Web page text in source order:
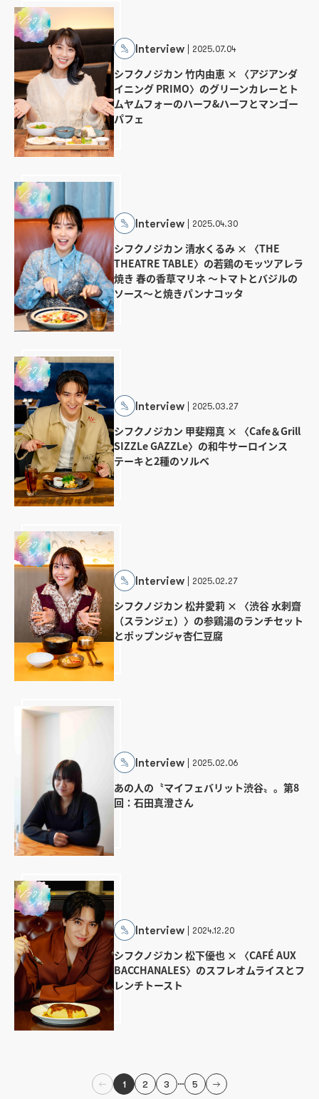
Interview 2025.07.04
シフクノジカン 竹内由恵 × 〈アジアンダ
イニング PRIMO〉のグリーンカレーとト
ムヤムフォーのハーフ&ハーフとマンゴー
パフェ
Interview 2025.04.30
シフクノジカン 清水くるみ × 〈THE
THEATRE TABLE〉の若鶏のモッツアレラ
焼き 春の香草マリネ ～トマトとバジルの
ソース～と焼きパンナコッタ
Interview 2025.03.27
シフクノジカン 甲斐翔真 × 〈Cafe＆Grill
SIZZLe GAZZLe〉の和牛サーロインス
テーキと2種のソルベ
Interview 2025.02.27
シフクノジカン 松井愛莉 × 〈渋谷 水刺齋
（スランジェ）〉の参鶏湯のランチセット
とポップンジャ杏仁豆腐
Interview 2025.02.06
あの人の〝マイフェバリット渋谷〟。第8
回：石田真澄さん
Interview 2024.12.20
シフクノジカン 松下優也 × 〈CAFÉ AUX
BACCHANALES〉のスフレオムライスとフ
レンチトースト
1 2 3 … 5